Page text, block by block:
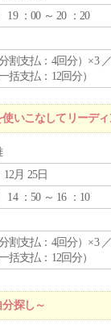
19 ：00 ～ 20 ：20
割支払：4回分）×3
括支払：12回分）
いこなしてリーディ
12月 25日
14 ：50 ～ 16 ：10
割支払：4回分）×3
括支払：12回分）
探し～